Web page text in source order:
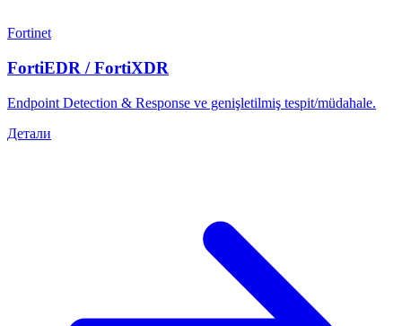
Fortinet
FortiEDR / FortiXDR
Endpoint Detection & Response ve genişletilmiş tespit/müdahale.
Детали